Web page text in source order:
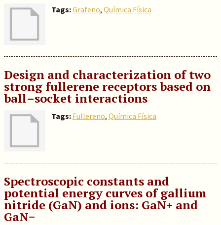
Tags:Grafeno, Química Física
Design and characterization of two
strong fullerene receptors based on
ball–socket interactions
Tags: Fullereno, Química Física
Spectroscopic constants and
potential energy curves of gallium
nitride (GaN) and ions: GaN+ and
GaN−